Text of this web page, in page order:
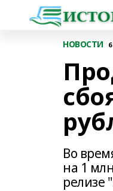
НОВОСТИ
Во
на 1
релизе